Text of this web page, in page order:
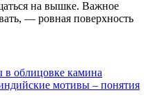
на вышке. Важное
— ровная поверхность
в облицовке камина
мотивы – понятия